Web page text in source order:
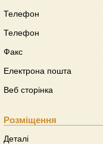
Телефон
Телефон
Факс
Електрона пошта
Веб сторінка
Розміщення
Деталі